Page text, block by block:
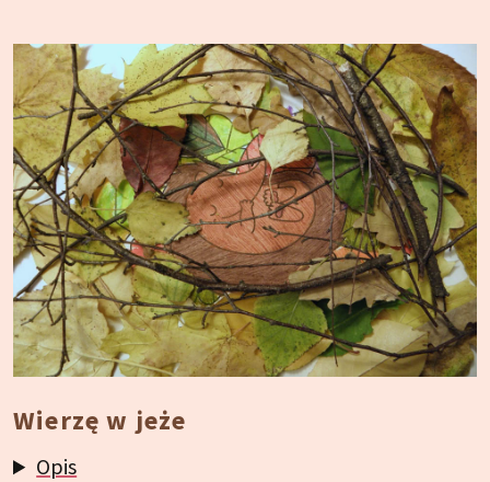
Wierzę w jeże
Opis